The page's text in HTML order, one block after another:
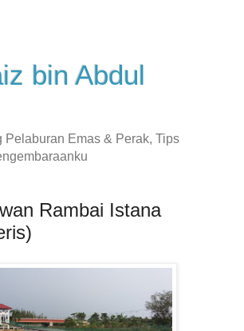
bin Abdul
Pelaburan Emas & Perak, Tips
Rambai Istana